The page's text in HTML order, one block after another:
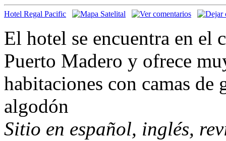
Hotel Regal Pacific
El hotel se encuentra en el
Puerto Madero y ofrece
habitaciones con camas
algodón
Sitio en español, inglés,